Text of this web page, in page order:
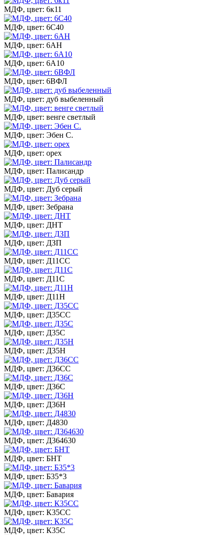
МДФ, цвет: 6к11
МДФ, цвет: 6С40
МДФ, цвет: 6АН
МДФ, цвет: 6А10
МДФ, цвет: 6ВФЛ
МДФ, цвет: дуб выбеленный
МДФ, цвет: венге светлый
МДФ, цвет: Эбен С.
МДФ, цвет: орех
МДФ, цвет: Палисандр
МДФ, цвет: Дуб серый
МДФ, цвет: Зебрана
МДФ, цвет: ДНТ
МДФ, цвет: ДЗП
МДФ, цвет: Д11СС
МДФ, цвет: Д11С
МДФ, цвет: Д11Н
МДФ, цвет: Д35СС
МДФ, цвет: Д35С
МДФ, цвет: Д35Н
МДФ, цвет: Д36СС
МДФ, цвет: Д36С
МДФ, цвет: Д36Н
МДФ, цвет: Д4830
МДФ, цвет: Д364630
МДФ, цвет: БНТ
МДФ, цвет: Б35*3
МДФ, цвет: Бавария
МДФ, цвет: К35СС
МДФ, цвет: К35С